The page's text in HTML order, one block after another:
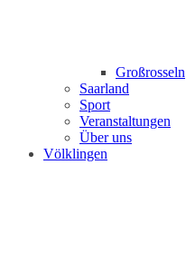
Großrosseln
Saarland
Sport
Veranstaltungen
Über uns
Völklingen